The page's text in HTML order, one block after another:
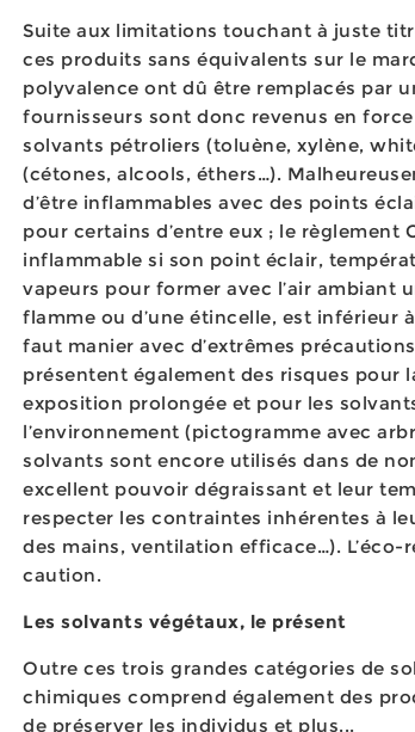
Suite aux limitations touchant à juste
ces produits sans équivalents sur le
polyvalence ont dû être remplacés par
fournisseurs sont donc revenus en
solvants pétroliers (toluène, xylène,
(cétones, alcools, éthers…).
d’être inflammables avec des points
pour certains d’entre eux ; le règlement
inflammable si son point éclair,
vapeurs pour former avec l’air ambiant
flamme ou d’une étincelle, est inférieur
faut manier avec d’extrêmes
présentent également des risques pour
exposition prolongée et pour les
l’environnement (pictogramme avec
solvants sont encore utilisés dans de
excellent pouvoir dégraissant et leur
respecter les contraintes inhérentes à
des mains, ventilation efficace…).
caution.
Les solvants végétaux, le présent
Outre ces trois grandes catégories de
chimiques comprend également des
de préserver les individus et plus...